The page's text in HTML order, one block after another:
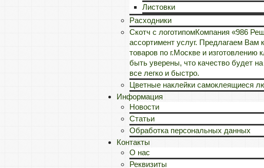
Листовки
Расходники
Скотч с логотипомКомпания «986
ассортимент услуг. Предлагаем Вам
товаров по г.Москве и
быть уверены, что качество будет
все легко и быстро.
Цветные наклейки самоклеящиеся
Информация
Новости
Статьи
Обработка персональных данных
Контакты
О нас
Реквизиты